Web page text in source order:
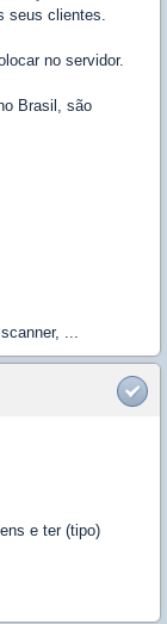
seus clientes.
no servidor.
Brasil, são
...
e ter (tipo)